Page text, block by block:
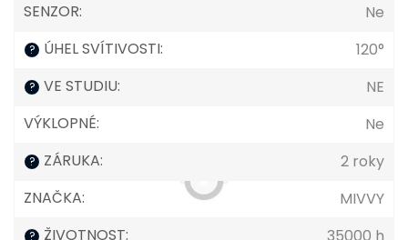
SENZOR: Ne
? ÚHEL SVÍTIVOSTI: 120°
? VE STUDIU:
NE
VÝKLOPNÉ: Ne
? ZÁRUKA:
2 roky
ZNAČKA: MIVVY
? ŽIVOTNOST: